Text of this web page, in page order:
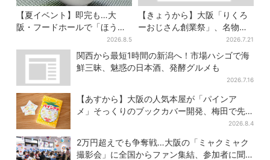
【夏イベント】即完も…大
阪・フードホールで「ほうせ
き箱」の“限定かき氷”が復
活！一夜限りの盆踊りも
2026.8.5
【きょうから】大阪「りくろ
ーおじさん創業祭」、名物
の“和菓子”を梅田で販売 6日
間限定でお得に
2026.7.21
関西から最短1時間の新潟へ！市場ハシゴで海
鮮三昧、魅惑の日本酒、発酵グルメも
2026.7.16
【あすから】大阪の人気本屋が「パインア
メ」そっくりのブックカバー開発、梅田で先
2026.8.4
2万円超えでも争奪戦…大阪の「ミャクミャク
撮影会」に全国からファン集結、参加者に聞